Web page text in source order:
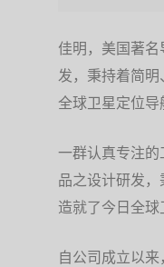
佳明，美国著
发，秉持着简
全球卫星定位导
一群认真专注
品之设计研发
造就了今日全
自公司成立以